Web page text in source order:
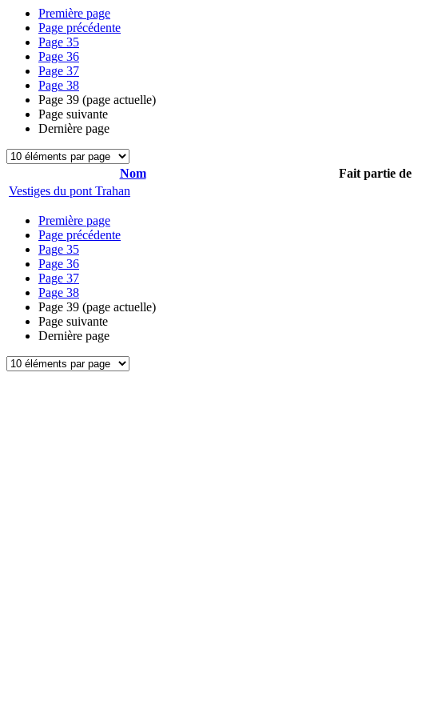
Première page
Page précédente
Page 35
Page 36
Page 37
Page 38
Page 39 (page actuelle)
Page suivante
Dernière page
Nom Fait partie de
Vestiges du pont Trahan
Première page
Page précédente
Page 35
Page 36
Page 37
Page 38
Page 39 (page actuelle)
Page suivante
Dernière page